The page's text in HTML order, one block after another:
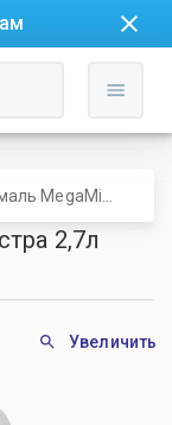
2,7л
Увеличить